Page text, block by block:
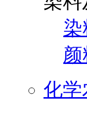
染
化学